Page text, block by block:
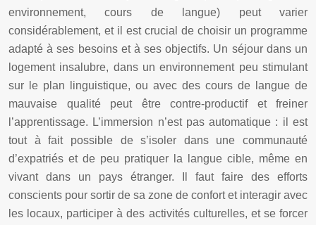
environnement, cours de langue) peut varier
considérablement, et il est crucial de choisir un programme
adapté à ses besoins et à ses objectifs. Un séjour dans un
logement insalubre, dans un environnement peu stimulant
sur le plan linguistique, ou avec des cours de langue de
mauvaise qualité peut être contre-productif et freiner
l’apprentissage. L’immersion n’est pas automatique : il est
tout à fait possible de s’isoler dans une communauté
d’expatriés et de peu pratiquer la langue cible, même en
vivant dans un pays étranger. Il faut faire des efforts
conscients pour sortir de sa zone de confort et interagir avec
les locaux, participer à des activités culturelles, et se forcer